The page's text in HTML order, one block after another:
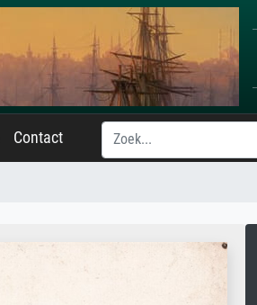
Contact